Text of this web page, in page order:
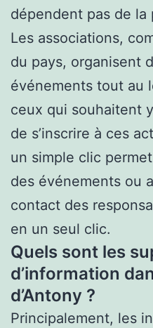
dépendent pas de
Les associations,
du pays, organisent
événements tout au
ceux qui souhaitent
de s’inscrire à ces
un simple clic permet
des événements ou
contact des
en un seul clic.
Quels sont les
d’information
d’Antony ?
Principalement, les